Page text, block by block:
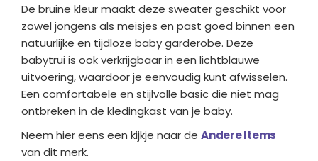
De bruine kleur maakt deze sweater geschikt voor
zowel jongens als meisjes en past goed binnen een
natuurlijke en tijdloze baby garderobe. Deze
babytrui is ook verkrijgbaar in een lichtblauwe
uitvoering, waardoor je eenvoudig kunt afwisselen.
Een comfortabele en stijlvolle basic die niet mag
ontbreken in de kledingkast van je baby.
Neem hier eens een kijkje naar de Andere Items
van dit merk.